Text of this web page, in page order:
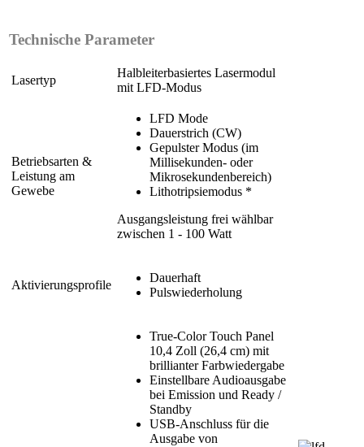
Technische Parameter
Lasertyp
Halbleiterbasiertes Lasermodul
mit LFD-Modus
Betriebsarten &
Leistung am
Gewebe
LFD Mode
Dauerstrich (CW)
Gepulster Modus (im
Millisekunden- oder
Mikrosekundenbereich)
Lithotripsiemodus *
Ausgangsleistung frei wählbar
zwischen 1 - 100 Watt
Aktivierungsprofile
Dauerhaft
Pulswiederholung
True-Color Touch Panel
10,4 Zoll (26,4 cm) mit
brillianter Farbwiedergabe
Einstellbare Audioausgabe
bei Emission und Ready /
Standby
USB-Anschluss für die
Ausgabe von